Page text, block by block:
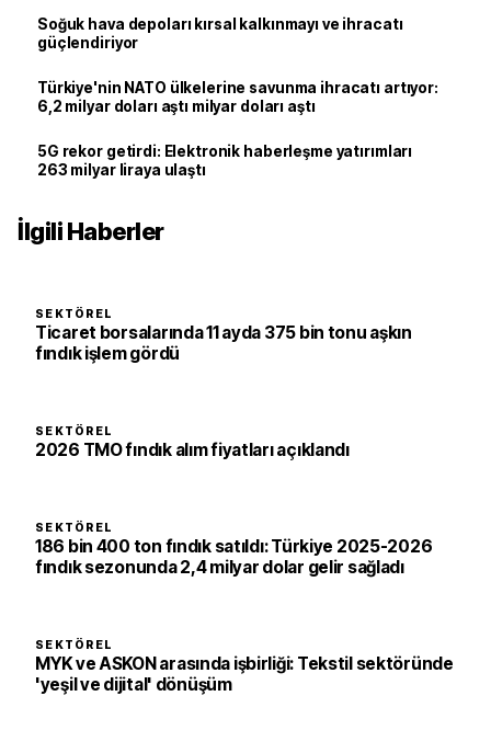
Soğuk hava depoları kırsal kalkınmayı ve ihracatı
güçlendiriyor
Türkiye'nin NATO ülkelerine savunma ihracatı artıyor:
6,2 milyar doları aştı milyar doları aştı
5G rekor getirdi: Elektronik haberleşme yatırımları
263 milyar liraya ulaştı
İlgili Haberler
SEKTÖREL
Ticaret borsalarında 11 ayda 375 bin tonu aşkın
fındık işlem gördü
SEKTÖREL
2026 TMO fındık alım fiyatları açıklandı
SEKTÖREL
186 bin 400 ton fındık satıldı: Türkiye 2025-2026
fındık sezonunda 2,4 milyar dolar gelir sağladı
SEKTÖREL
MYK ve ASKON arasında işbirliği: Tekstil sektöründe
'yeşil ve dijital' dönüşüm